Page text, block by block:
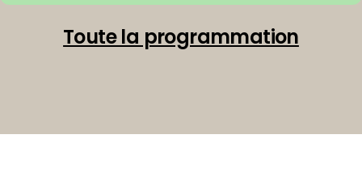
Toute la programmation